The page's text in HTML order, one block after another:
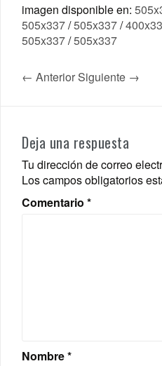
imagen disponible en:
505x337/505x337/
505x337/505x337
← Anterior Siguiente →
Deja una respuesta
Tu dirección de correo
Los campos obligatorios
Comentario *
Nombre*